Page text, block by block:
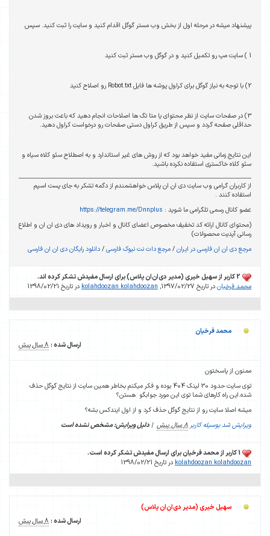
پیشنهاد میشه در مرحله اول از بخش وب مستر گوگل اقدام کنید و سایت را ثبت کنید. سپس
1 ) سایت مپ رو تکمیل کنید و در گوگل وب مستر ثبت کنید
2) با توجه به نیاز گوگل برای کراول پوشه ها فایل Robot.txt رو اصلاح کنید
3) در صفحات سایت از نظر محتوای یا متا تگ ها اصلاحات انجام دهید که باعث بروز شدن
حداقلی صفحه گردد و سپس از طریق کراول دستی صفحات رو درخواست کراول دهید.
این نتایج زمانی مفید خواهد بود که از روش های غیر استاندارد و به اصطلاح سئو کلاه سیاه و
سئو کلاه خاکستری استفاده نکرده باشید.
از کاربران گرامی وب سایت دی ان ان پلاس خواهشمندم از دگمه تشکر به جای پست اسپم
استفاده کنند .
عضو کانال رسمی تلگرامی ما شوید : https://telegram.me/Dnnplus
(محتوای کانال ارائه کد تخفیف مخصوص اعضای کانال و اخبار و رویداد های دی ان ان و اطلاع
رسانی آپدیت محصولات)
مرجع دی ان ان فارسی در ایران/مرجع دات نت نیوک فارسی/دانلود رایگان دی ان ان فارسی
محمد فرخیاندر تاریخ 1397/02/27, kolahdoozan kolahdoozan در تاریخ 1398/02/21
محمد فرخیان
ارسال شده : 8 سال پیش
ممنون از پاسختون
توی سایت حدود 30 لینک 404 بوده و فکر میکنم بخاطر همین سایت از نتایج گوگل حذف
شده.این راه کارهای شما توی این مورد جوابگو هستن؟
میشه اصلا سایت رو از نتایج گوگل حذف کرد و از اول ایندکس بشه؟
ویرایش شد بوسیله کاربر 8 سال پیش |دلیل ویرایش: مشخص نشده است
kolahdoozan kolahdoozan در تاریخ 1398/02/21
سهیل خیری (مدیر دی‌ان‌ان پلاس)
ارسال شده : 8 سال پیش